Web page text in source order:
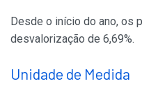
Desde o início do ano, os
desvalorização de 6,69%.
Unidade de Medida